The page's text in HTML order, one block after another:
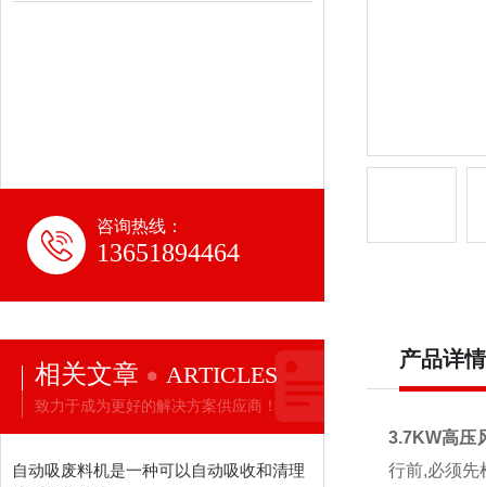
咨询热线：
13651894464
相关文章 ARTICLES
致力于成为更好的解决方案供应商！
自动吸废料机是一种可以自动吸收和清理
产品详情
3.7KW高压
行前,必须先